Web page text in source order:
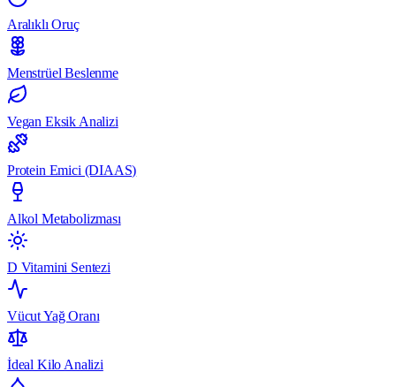
Aralıklı Oruç
Menstrüel Beslenme
Vegan Eksik Analizi
Protein Emici (DIAAS)
Alkol Metabolizması
D Vitamini Sentezi
Vücut Yağ Oranı
İdeal Kilo Analizi